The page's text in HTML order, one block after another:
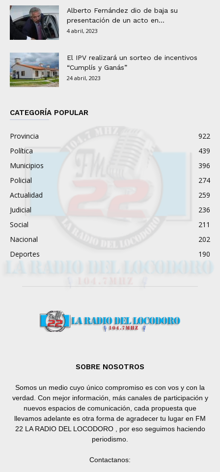
Alberto Fernández dio de baja su
presentación de un acto en...
4 abril, 2023
El IPV realizará un sorteo de incentivos
“Cumplís y Ganás”
24 abril, 2023
CATEGORÍA POPULAR
Provincia
922
Política
439
Municipios
396
Policial
274
Actualidad
259
Judicial
236
Social
211
Nacional
202
Deportes
190
SOBRE NOSOTROS
Somos un medio cuyo único compromiso es con vos y con la
verdad. Con mejor información, más canales de participación y
nuevos espacios de comunicación, cada propuesta que
llevamos adelante es otra forma de agradecer tu lugar en FM
22 LA RADIO DEL LOCODORO , por eso seguimos haciendo
periodismo.
Contactanos: